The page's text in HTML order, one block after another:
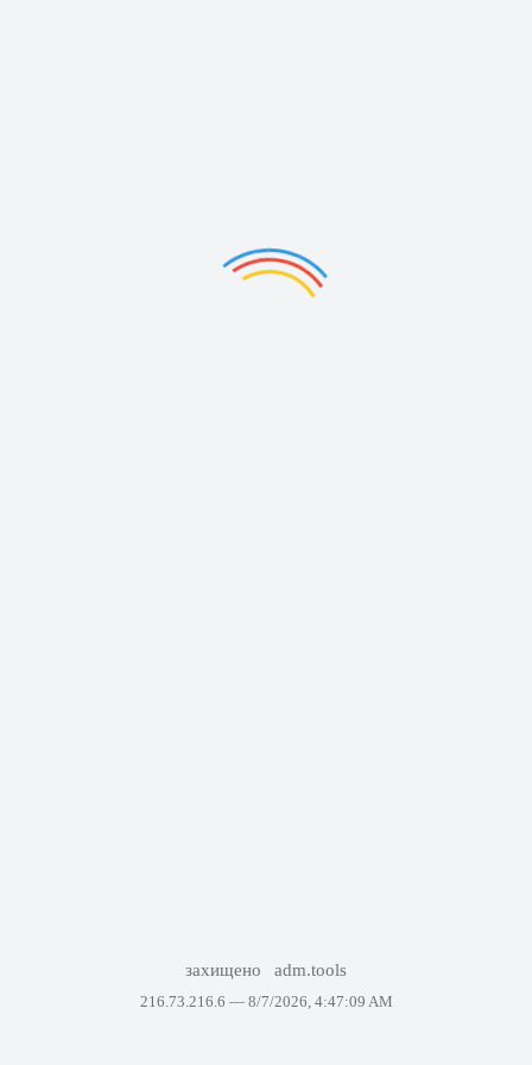
захищено adm.tools
216.73.216.6 — 8/7/2026, 4:47:09 AM